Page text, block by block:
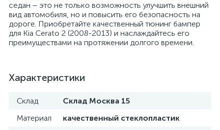
седан – это не только возможность улучшить внешний
вид автомобиля, но и повысить его безопасность на
дороге. Приобретайте качественный тюнинг бампер
для Kia Cerato 2 (2008-2013) и наслаждайтесь его
преимуществами на протяжении долгого времени.
Характеристики
Склад
Склад Москва 15
Материал
качественный стеклопластик